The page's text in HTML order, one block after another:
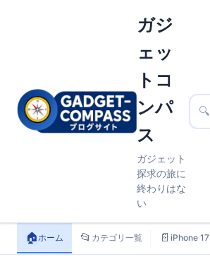
ガジ
ェッ
トコ
ンパ
ス
ガジェット
探求の旅に
終わりはな
い
🔍
🏠ホーム 📂 カテゴリ一覧 📄 iPhone 17